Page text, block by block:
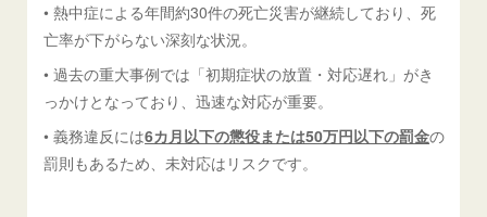
• 熱中症による年間約30件の死亡災害が継続しており、死
亡率が下がらない深刻な状況。
• 過去の重大事例では「初期症状の放置・対応遅れ」がき
っかけとなっており、迅速な対応が重要。
• 義務違反には6カ月以下の懲役または50万円以下の罰金の
罰則もあるため、未対応はリスクです。